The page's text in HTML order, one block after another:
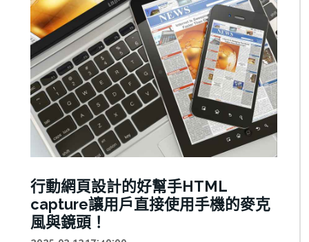
行動網頁設計的好幫手HTML
capture讓用戶直接使用手機的麥克
風與鏡頭！